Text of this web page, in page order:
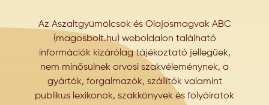
Az Aszaltgyümölcsök és Olajosmagvak ABC
(magosbolt.hu) weboldalon található
információk kizárólag tájékoztató jellegűek,
nem minősülnek orvosi szakvéleménynek, a
gyártók, forgalmazók, szállítók valamint
publikus lexikonok, szakkönyvek és folyóiratok